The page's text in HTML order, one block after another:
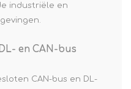
industriële en
en CAN-bus
CAN-bus en DL-